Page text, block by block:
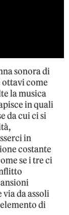
sonora di
ottavi come
la musica
in quali
da cui ci si
in
costante
se i tre ci
da assoli
di